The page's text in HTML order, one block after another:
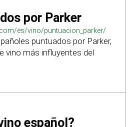
por Parker
es/vino/puntuacion_parker/
puntuados por Parker,
vino más influyentes del
español?